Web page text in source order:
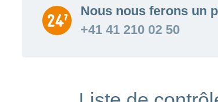
Nous nous ferons un
+41 41 210 02 50